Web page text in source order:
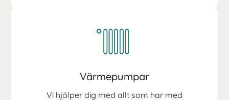
Värmepumpar
Vi hjälper dig med allt som har med